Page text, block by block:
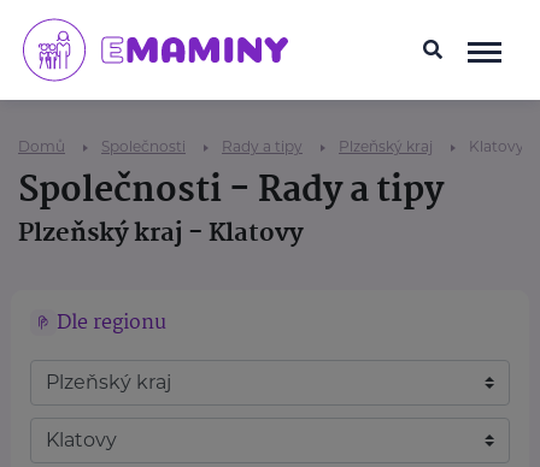
Domů Společnosti Rady a tipy Plzeňský kraj Klatovy
Společnosti - Rady a tipy
Plzeňský kraj - Klatovy
Dle regionu